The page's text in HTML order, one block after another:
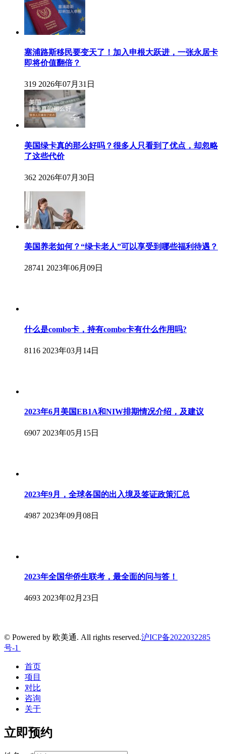
塞浦路斯移民要变天了！加入申根大跃进，一张永居卡
即将价值翻倍？
319 2026年07月31日
美国绿卡真的那么好吗？很多人只看到了优点，却忽略
了这些代价
362 2026年07月30日
美国养老如何？“绿卡老人”可以享受到哪些福利待遇？
28741 2023年06月09日
什么是combo卡，持有combo卡有什么作用吗?
8116 2023年03月14日
2023年6月美国EB1A和NIW排期情况介绍，及建议
6907 2023年05月15日
2023年9月，全球各国的出入境及签证政策汇总
4987 2023年09月08日
2023年全国华侨生联考，最全面的问与答！
4693 2023年02月23日
© Powered by 欧美通. All rights reserved.沪ICP备2022032285
号-1
首页
项目
对比
咨询
关于
立即预约